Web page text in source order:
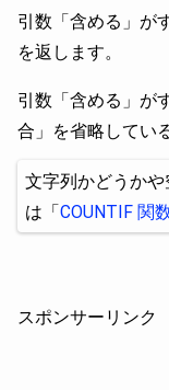
引数「含める」が
を返します。
引数「含める」が
合」を省略してい
文字列かどうか
は「COUNTIF 関
スポンサーリンク